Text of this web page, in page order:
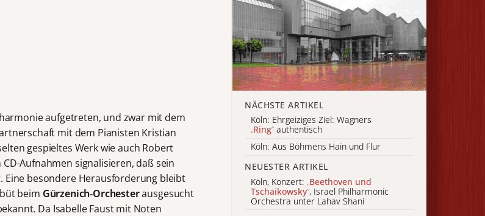
aufgetreten, und zwar mit dem
mit dem Pianisten Kristian
gespieltes Werk wie auch Robert
Aufnahmen signalisieren, daß sein
besondere Herausforderung bleibt
beim Gürzenich-Orchesterausgesucht
Da Isabelle Faust mit Noten
NÄCHSTE ARTIKEL
Köln: Ehrgeiziges Ziel: Wagners
„Ring“ authentisch
Köln: Aus Böhmens Hain und Flur
NEUESTER ARTIKEL
Köln, Konzert: „Beethoven und
Tschaikowsky“, Israel Philharmonic
Orchestra unter Lahav Shani